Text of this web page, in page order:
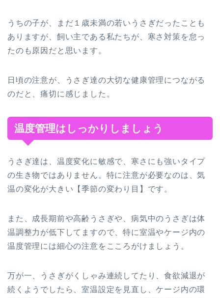
うちの子が、まだ１歳未満の若いうさぎだったことも
ありますが、飼い主である私たちが、寒さ対策を怠っ
たのも原因だと思います。
日頃の注意が、うさぎ達の大切な健康管理につながる
のだと、痛切に感じました。
温度管理はしっかりしましょう
うさぎ達は、温度変化に敏感で、寒さにも強いタイプ
の生き物ではありません。特に注意が必要なのは、気
温の変化が大きい【季節の変わり目】です。
また、成長期前や高齢うさぎや、病気中のうさぎは体
温調整力が低下してますので、特に室温やケージ内の
温度管理には細心の注意をこころがけましょう。
万が一、うさぎがくしゃみ連続してたり、食欲減退が
続くようでしたら、室温設定を見直し、ケージ内の環